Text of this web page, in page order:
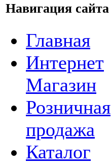
Навигация сайта
Главная
Интернет
Магазин
Розничная
продажа
Каталог